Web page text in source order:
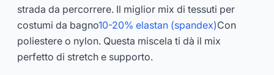
strada da percorrere. Il miglior mix di tessuti per
costumi da bagno10-20% elastan (spandex)Con
poliestere o nylon. Questa miscela ti dà il mix
perfetto di stretch e supporto.